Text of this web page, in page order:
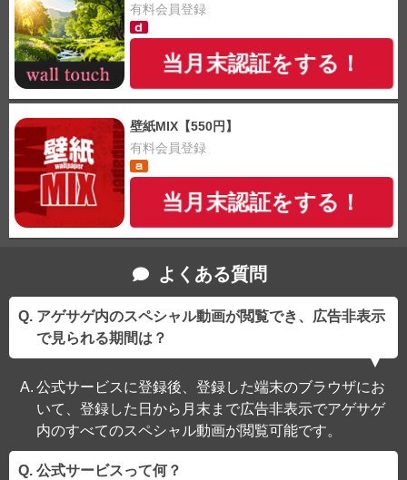
有料会員登録
当月末認証をする！
壁紙MIX【550円】
有料会員登録
当月末認証をする！
よくある質問
アゲサゲ内のスペシャル動画が閲覧でき、広告非表示
で見られる期間は？
公式サービスに登録後、登録した端末のブラウザにお
いて、登録した日から月末まで広告非表示でアゲサゲ
内のすべてのスペシャル動画が閲覧可能です。
公式サービスって何？